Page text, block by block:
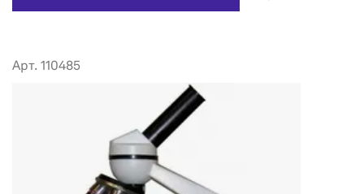
Арт. 110485